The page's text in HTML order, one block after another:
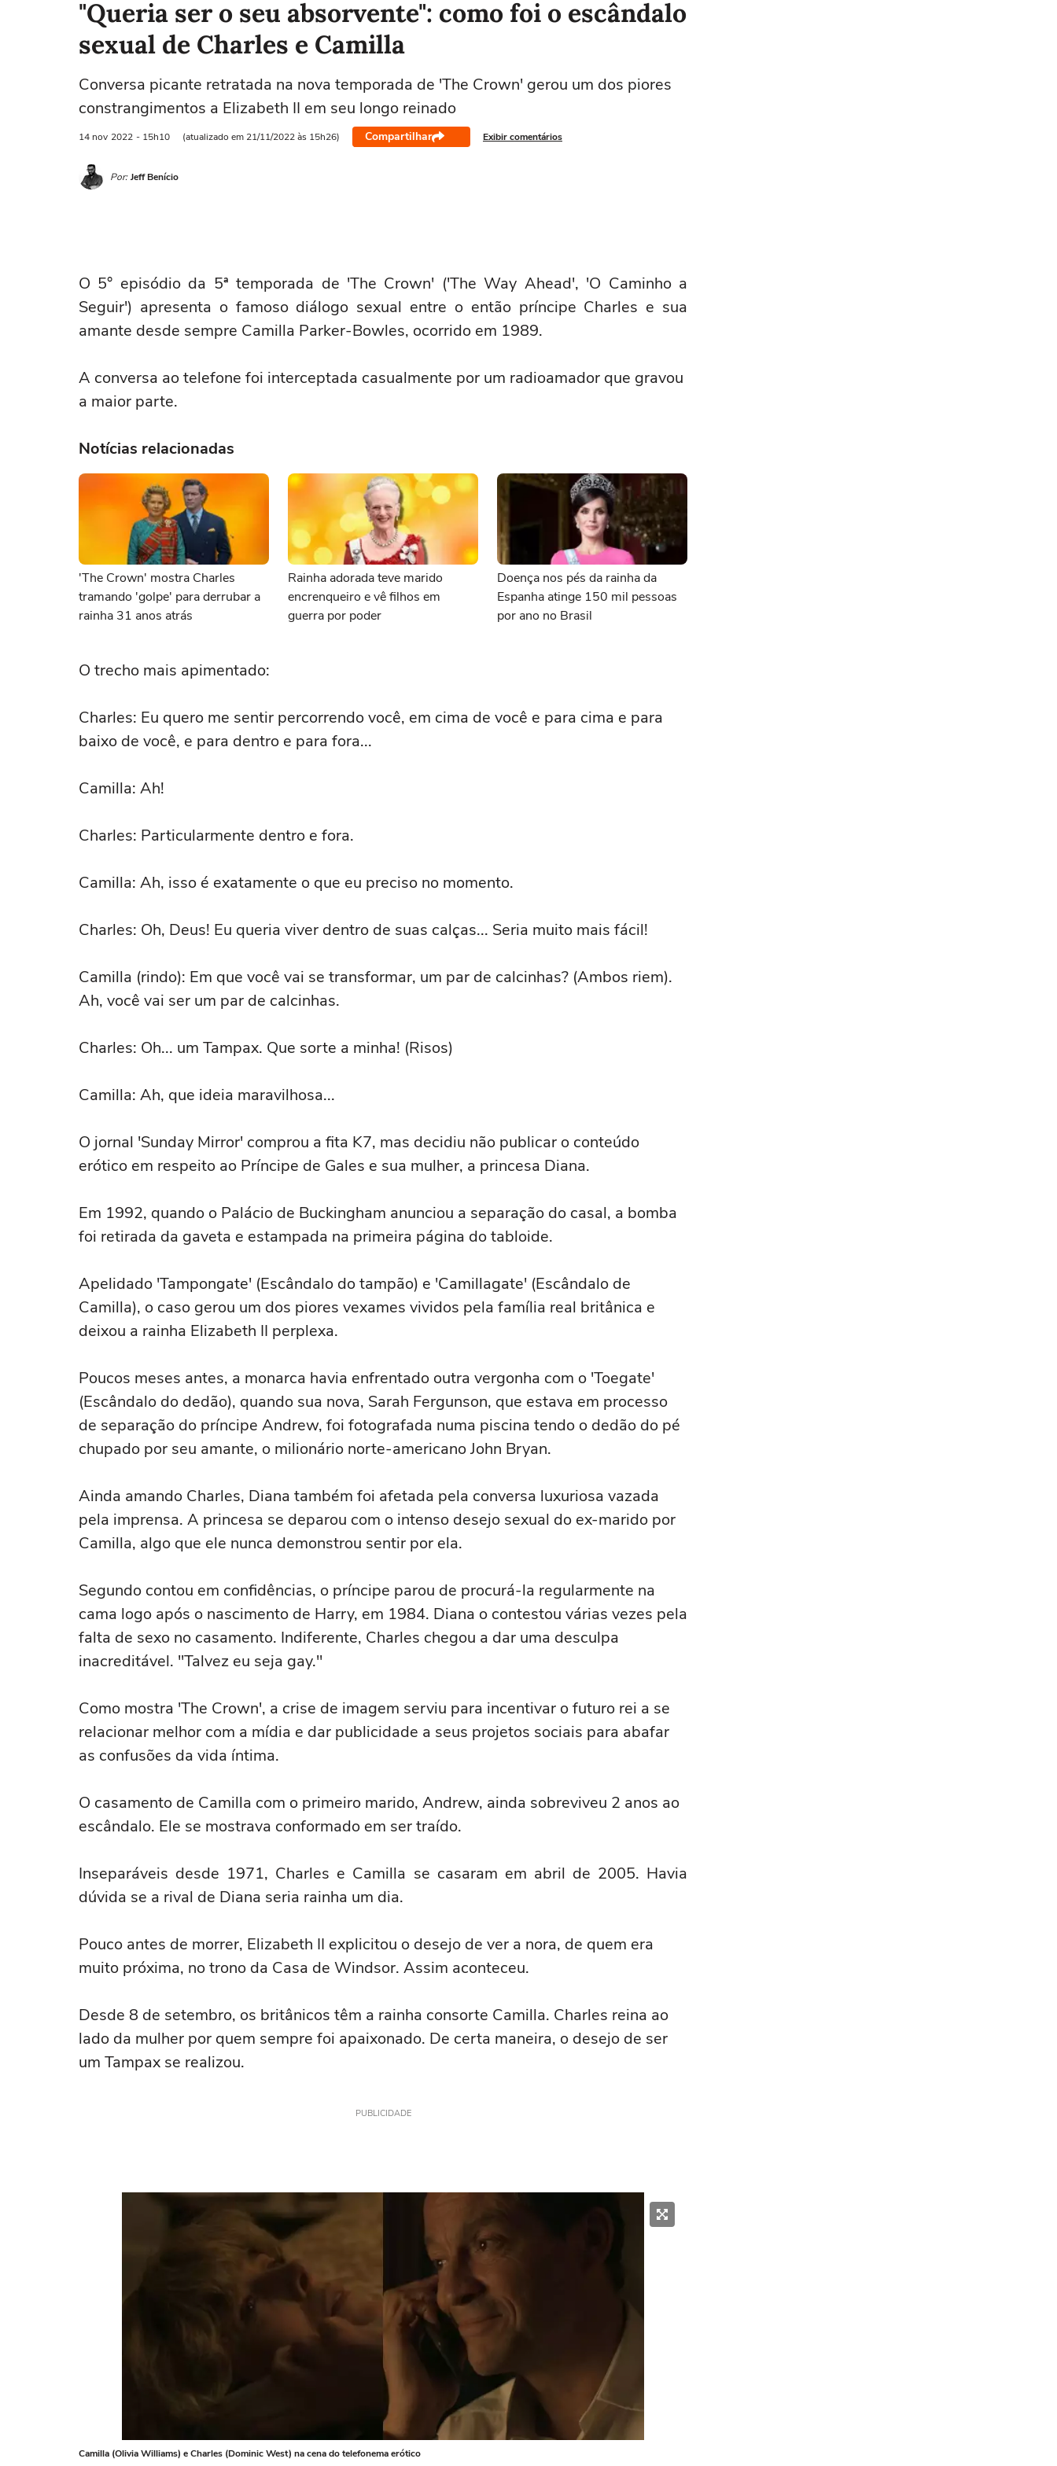
"Queria ser o seu absorvente": como foi o escândalo
sexual de Charles e Camilla
Conversa picante retratada na nova temporada de 'The Crown' gerou um dos piores
constrangimentos a Elizabeth II em seu longo reinado
14 nov 2022 - 15h10 (atualizado em 21/11/2022 às 15h26) Compartilhar Exibir comentários
Por: Jeff Benício
O 5° episódio da 5ª temporada de 'The Crown' ('The Way Ahead', 'O Caminho a
Seguir') apresenta o famoso diálogo sexual entre o então príncipe Charles e sua
amante desde sempre Camilla Parker-Bowles, ocorrido em 1989.
A conversa ao telefone foi interceptada casualmente por um radioamador que gravou
a maior parte.
Notícias relacionadas
'The Crown' mostra Charles
tramando 'golpe' para derrubar a
rainha 31 anos atrás
Rainha adorada teve marido
encrenqueiro e vê filhos em
guerra por poder
Doença nos pés da rainha da
Espanha atinge 150 mil pessoas
por ano no Brasil
O trecho mais apimentado:
Charles: Eu quero me sentir percorrendo você, em cima de você e para cima e para
baixo de você, e para dentro e para fora...
Camilla: Ah!
Charles: Particularmente dentro e fora.
Camilla: Ah, isso é exatamente o que eu preciso no momento.
Charles: Oh, Deus! Eu queria viver dentro de suas calças... Seria muito mais fácil!
Camilla (rindo): Em que você vai se transformar, um par de calcinhas? (Ambos riem).
Ah, você vai ser um par de calcinhas.
Charles: Oh... um Tampax. Que sorte a minha! (Risos)
Camilla: Ah, que ideia maravilhosa...
O jornal 'Sunday Mirror' comprou a fita K7, mas decidiu não publicar o conteúdo
erótico em respeito ao Príncipe de Gales e sua mulher, a princesa Diana.
Em 1992, quando o Palácio de Buckingham anunciou a separação do casal, a bomba
foi retirada da gaveta e estampada na primeira página do tabloide.
Apelidado 'Tampongate' (Escândalo do tampão) e 'Camillagate' (Escândalo de
Camilla), o caso gerou um dos piores vexames vividos pela família real britânica e
deixou a rainha Elizabeth II perplexa.
Poucos meses antes, a monarca havia enfrentado outra vergonha com o 'Toegate'
(Escândalo do dedão), quando sua nova, Sarah Fergunson, que estava em processo
de separação do príncipe Andrew, foi fotografada numa piscina tendo o dedão do pé
chupado por seu amante, o milionário norte-americano John Bryan.
Ainda amando Charles, Diana também foi afetada pela conversa luxuriosa vazada
pela imprensa. A princesa se deparou com o intenso desejo sexual do ex-marido por
Camilla, algo que ele nunca demonstrou sentir por ela.
Segundo contou em confidências, o príncipe parou de procurá-la regularmente na
cama logo após o nascimento de Harry, em 1984. Diana o contestou várias vezes pela
falta de sexo no casamento. Indiferente, Charles chegou a dar uma desculpa
inacreditável. "Talvez eu seja gay."
Como mostra 'The Crown', a crise de imagem serviu para incentivar o futuro rei a se
relacionar melhor com a mídia e dar publicidade a seus projetos sociais para abafar
as confusões da vida íntima.
O casamento de Camilla com o primeiro marido, Andrew, ainda sobreviveu 2 anos ao
escândalo. Ele se mostrava conformado em ser traído.
Inseparáveis desde 1971, Charles e Camilla se casaram em abril de 2005. Havia
dúvida se a rival de Diana seria rainha um dia.
Pouco antes de morrer, Elizabeth II explicitou o desejo de ver a nora, de quem era
muito próxima, no trono da Casa de Windsor. Assim aconteceu.
Desde 8 de setembro, os britânicos têm a rainha consorte Camilla. Charles reina ao
lado da mulher por quem sempre foi apaixonado. De certa maneira, o desejo de ser
um Tampax se realizou.
PUBLICIDADE
Camilla (Olivia Williams) e Charles (Dominic West) na cena do telefonema erótico